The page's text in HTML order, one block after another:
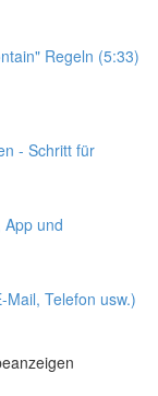
Regeln (5:33)
- Schritt für
und
Telefon usw.)